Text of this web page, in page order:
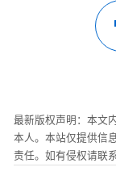
最新版权声明：本文
本人。本站仅提供信
责任。如有侵权请联